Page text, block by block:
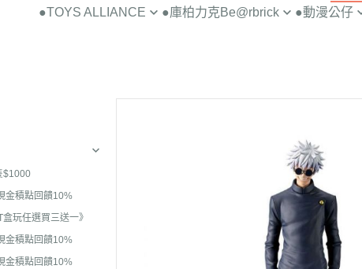
景品模型➪現金積點回饋10%
鐵皮玩具➪現金積點回饋10%
日本磁鐵玩具➪現金積點回饋
10%
●TOYS ALLIANCE ●庫柏力克Be@rbrick
＞BE@RBRICK 1000%
●動漫公仔
＞間諜家家酒
＞東京復仇者
＞咒術迴戰
＞七龍珠
＞航海王
＞通靈王
＞ 朝隈
＞ 角落
＞卡娜
＞寶可
＞盲盒
＞
$1000
金積點回饋10%
盒玩任選買三送一》
金積點回饋10%
金積點回饋10%